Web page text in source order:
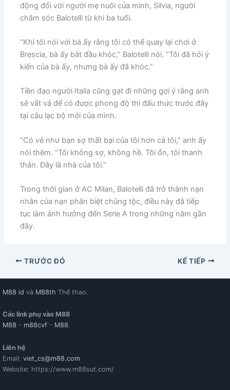
động đối với người mẹ nuôi của mình, Silvia, người
chăm sóc Balotelli từ khi ba tuổi.
“Khi tôi nói với bà ấy rằng tôi có thể quay lại chơi ở
Brescia, bà ấy bắt đầu khóc,” Balotelli nói. “Tôi đã hỏi ý
kiến của bà ấy, nhưng bà ấy đã khóc.”
Tiền đạo người Italia cũng gạt đi những gợi ý rằng anh
sẽ vất vả để có được phong độ thi đấu thức trước đây
tại câu lạc bộ mới của mình.
“Có vẻ như bạn sợ thất bại của tôi hơn cả tôi,” anh ấy
nói thêm. “Tôi không sợ, không hề. Tôi ổn, tôi thanh
thản. Đây là nhà của tôi.”
Trong thời gian ở AC Milan, Balotelli đã trở thành nạn
nhân của nạn phân biệt chủng tộc, điều này đã tiếp
tục làm ảnh hưởng đến Serie A trong những năm gần
đây.
TRƯỚC ĐÓ KẾ TIẾP
M88 id và M88th Thể thao.
Các link phụ vào M88
M88 - m88cvf - M88.
Liên hệ
Email: viet_cs@m88.com
Website: https://www.m88sut.com/